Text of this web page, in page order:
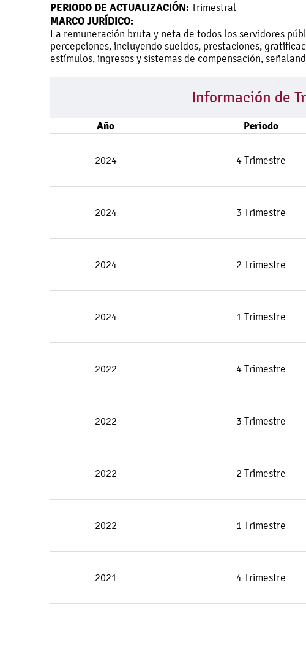
PERIODO DE ACTUALIZACIÓN: Trimestral
MARCO JURÍDICO:
La remuneración bruta y neta de todos los servidores
percepciones, incluyendo sueldos, prestaciones,
estímulos, ingresos y sistemas de compensación,
Información de
Año Periodo
2024 4 Trimestre
2024 3 Trimestre
2024 2 Trimestre
2024 1 Trimestre
2022 4 Trimestre
2022 3 Trimestre
2022 2 Trimestre
2022 1 Trimestre
2021 4 Trimestre